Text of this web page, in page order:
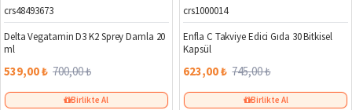
crs48493673
Delta Vegatamin D3 K2 Sprey Damla 20
ml
539,00 ₺ 700,00 ₺
Birlikte Al
crs1000014
Enfla C Takviye Edici Gıda 30 Bitkisel
Kapsül
623,00 ₺ 745,00 ₺
Birlikte Al